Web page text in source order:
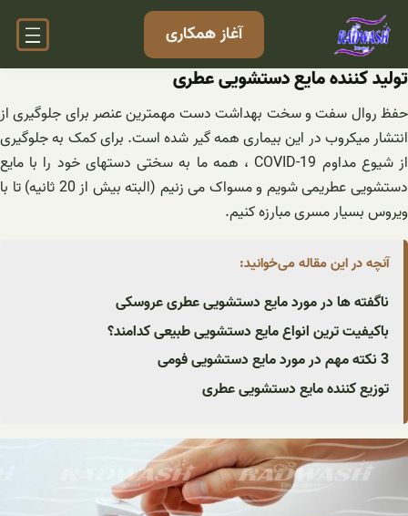
رفتن
آغاز همکاری
تولید کننده مایع دستشویی عطری
حفظ روال سفت و سخت بهداشت دست مهمترین عنصر برای جلوگیری از
انتشار میکروب در این بیماری همه گیر شده است. برای کمک به جلوگیری
از شیوع مداوم COVID-19 ، همه ما به سختی دستهای خود را با مایع
دستشویی عطریمی شویم و مسواک می زنیم (البته بیش از 20 ثانیه) تا با
ویروس بسیار مسری مبارزه کنیم.
آنچه در این مقاله می‌خوانید:
ناگفته ها در مورد مایع دستشویی عطری عروسکی
باکیفیت ترین انواع مایع دستشویی طبیعی کدامند؟
3 نکته مهم در مورد مایع دستشویی فومی
توزیع کننده مایع دستشویی عطری